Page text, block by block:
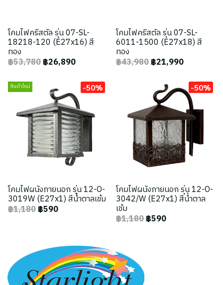
โคมไฟคริสตัล รุ่น 07-SL-
18218-120 (E27x16) สี
ทอง
฿53,780฿26,890
โคมไฟคริสตัล รุ่น 07-SL-
6011-1500 (E27x18) สี
ทอง
฿43,980฿21,990
สินค้าใหม่ -50%
โคมไฟผนังภายนอก รุ่น 12-O-
3019W (E27x1) สีน้ำตาลเข้ม
฿1,180฿590
-50%
โคมไฟผนังภายนอก รุ่น 12-O-
3042/W (E27x1) สีน้ำตาล
เข้ม
฿1,180฿590